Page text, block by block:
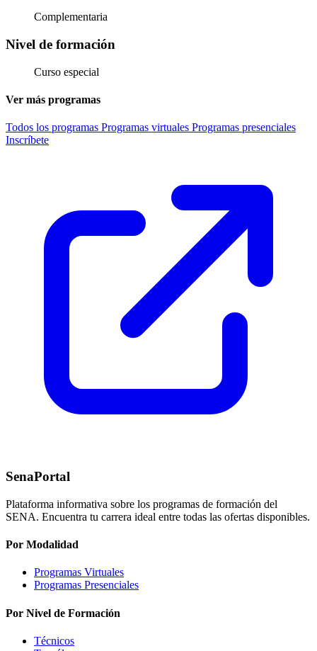
Complementaria
Nivel de formación
Curso especial
Ver más programas
Todos los programas Programas virtuales Programas presenciales
Inscríbete
SenaPortal
Plataforma informativa sobre los programas de formación del
SENA. Encuentra tu carrera ideal entre todas las ofertas disponibles.
Por Modalidad
Programas Virtuales
Programas Presenciales
Por Nivel de Formación
Técnicos